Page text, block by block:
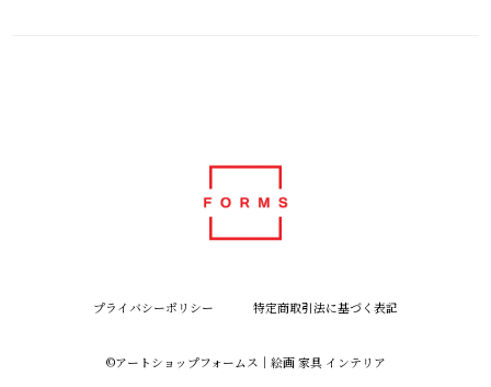
プライバシーポリシー 特定商取引法に基づく表記
©︎アートショップフォームス｜絵画 家具 インテリア